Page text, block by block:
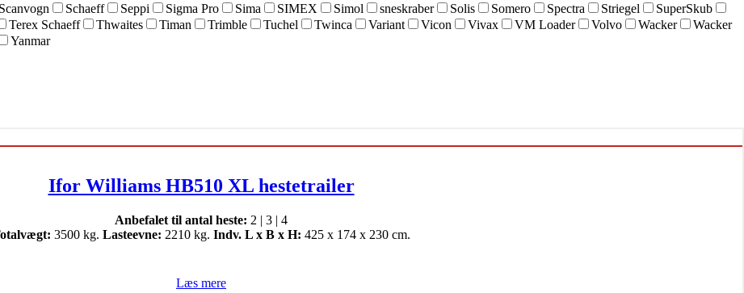
Scanvogn Schaeff Seppi Sigma Pro Sima SIMEX Simol sneskraber Solis Somero Spectra Striegel
SuperSkub
Terex Schaeff Thwaites Timan Trimble Tuchel Twinca Variant Vicon Vivax VM Loader Volvo Wacker
Wacker
Yanmar
Ifor Williams HB510 XL hestetrailer
Anbefalet til antal heste: 2 | 3 | 4
3500 kg. Lasteevne: 2210 kg. Indv. L x B x H: 425 x 174 x 230 cm.
Læs mere